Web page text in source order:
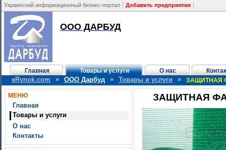
Украинский информационный бизнес-портал Добавить предприятие
ООО ДАРБУД
Главная Товары и услуги О нас
eRynok.com » ООО Дарбуд » Товары и услуги » ЗАЩИТНАЯ
МЕНЮ
Главная
Товары и услуги
О нас
Контакты
ЗАЩИТНАЯ